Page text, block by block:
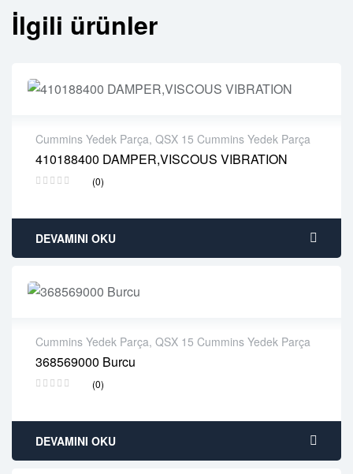
İlgili ürünler
Cummins Yedek Parça, QSX 15 Cummins Yedek Parça
410188400 DAMPER,VISCOUS VIBRATION
(0)
2 years warranty
Delivery time: 1-2 business days
DEVAMINI OKU
Cummins Yedek Parça, QSX 15 Cummins Yedek Parça
368569000 Burcu
(0)
2 years warranty
Delivery time: 1-2 business days
DEVAMINI OKU